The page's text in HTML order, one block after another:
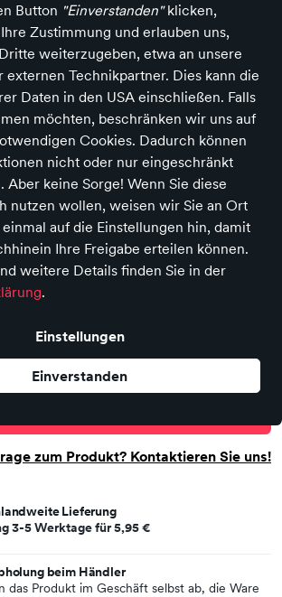
Button "Einverstanden"klicken,
Zustimmung und erlauben uns,
weiterzugeben, etwa an unsere
Technikpartner. Dies kann die
Daten in den USA einschließen. Falls
möchten, beschränken wir uns auf
Cookies. Dadurch können
nicht oder nur eingeschränkt
Aber keine Sorge! Wenn Sie diese
nutzen wollen, weisen wir Sie an Ort
auf die Einstellungen hin, damit
Ihre Freigabe erteilen können.
weitere Details finden Sie in der
.
Einstellungen
Einverstanden
Blechschild 'Home is
Wandschild
zzgl. Versandkosten
zum Produkt? Kontaktieren Sie uns!
Lieferung
3-5 Werktage für5,95 €
beim Händler
das Produkt im Geschäft selbst ab, die Ware